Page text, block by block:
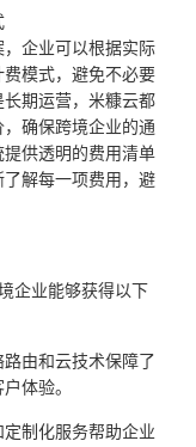
企业可以根据实际
模式，避免不必要
期运营，米糠云都
确保跨境企业的通
供透明的费用清单
解每一项费用，避
企业能够获得以下
由和云技术保障了
体验。
制化服务帮助企业